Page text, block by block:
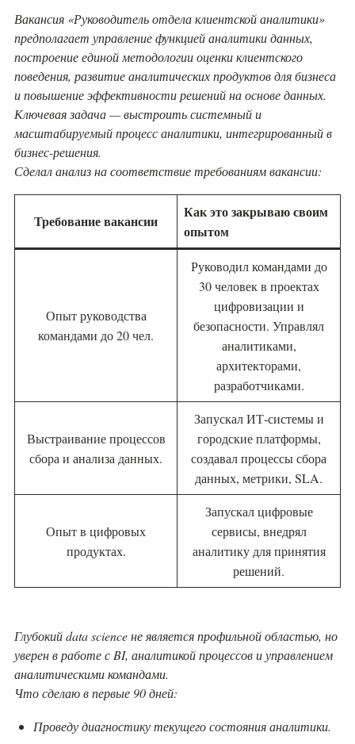
Вакансия «Руководитель отдела клиентской аналитики»
предполагает управление функцией аналитики данных,
построение единой методологии оценки клиентского
поведения, развитие аналитических продуктов для бизнеса
и повышение эффективности решений на основе данных.
Ключевая задача — выстроить системный и
масштабируемый процесс аналитики, интегрированный в
бизнес-решения.
Сделал анализ на соответствие требованиям вакансии:
Требование вакансии
Как это закрываю своим
опытом
Опыт руководства
командами до 20 чел.
Руководил командами до
30 человек в проектах
цифровизации и
безопасности. Управлял
аналитиками,
архитекторами,
разработчиками.
Выстраивание процессов
сбора и анализа данных.
Запускал ИТ-системы и
городские платформы,
создавал процессы сбора
данных, метрики, SLA.
Опыт в цифровых
продуктах.
Запускал цифровые
сервисы, внедрял
аналитику для принятия
решений.
Глубокий data science не является профильной областью, но
уверен в работе с BI, аналитикой процессов и управлением
аналитическими командами.
Что сделаю в первые 90 дней:
Проведу диагностику текущего состояния аналитики.